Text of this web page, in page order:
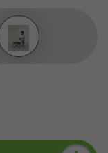
Deep Blue / Sky